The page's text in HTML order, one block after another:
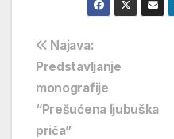
Navigacija
objava
Najava:
Predstavljanje
monografije
“Prešućena ljubuška
priča”